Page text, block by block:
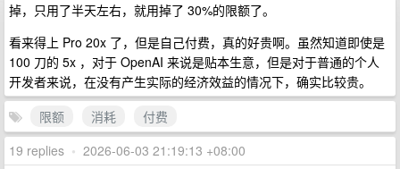
掉，只用了半天左右，就用掉了 30%的限额了。
看来得上 Pro 20x 了，但是自己付费，真的好贵啊。虽然知道即使是
100 刀的 5x ，对于 OpenAI 来说是贴本生意，但是对于普通的个人
开发者来说，在没有产生实际的经济效益的情况下，确实比较贵。
限额
消耗
付费
19 replies • 2026-06-03 21:19:13 +08:00